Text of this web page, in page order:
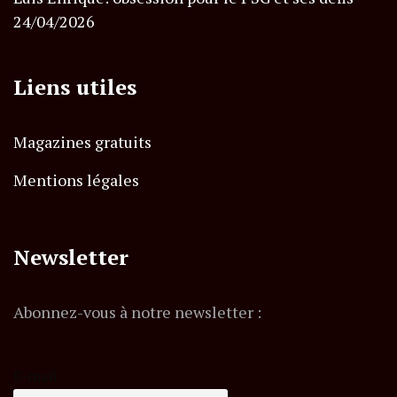
24/04/2026
Liens utiles
Magazines gratuits
Mentions légales
Newsletter
Abonnez-vous à notre newsletter :